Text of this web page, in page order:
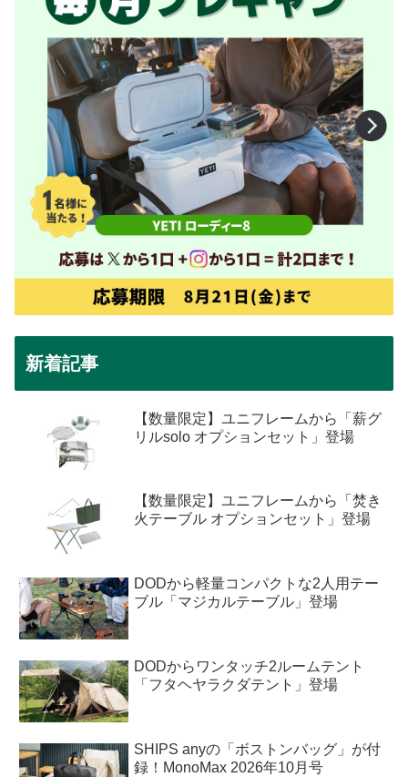
新着記事
【数量限定】ユニフレームから「薪グ
リルsolo オプションセット」登場
【数量限定】ユニフレームから「焚き
火テーブル オプションセット」登場
DODから軽量コンパクトな2人用テー
ブル「マジカルテーブル」登場
DODからワンタッチ2ルームテント
「フタヘヤラクダテント」登場
SHIPS anyの「ボストンバッグ」が付
録！MonoMax 2026年10月号